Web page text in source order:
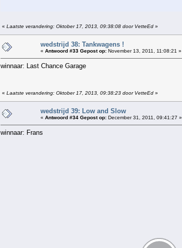
« Laatste verandering: Oktober 17, 2013, 09:38:08 door VetteEd »
wedstrijd 38: Tankwagens !
« Antwoord #33 Gepost op: November 13, 2011, 11:08:21 »
winnaar: Last Chance Garage
« Laatste verandering: Oktober 17, 2013, 09:38:23 door VetteEd »
wedstrijd 39: Low and Slow
« Antwoord #34 Gepost op: December 31, 2011, 09:41:27 »
winnaar: Frans